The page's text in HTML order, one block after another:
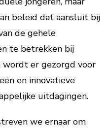
beleid dat aansluit bij
de gehele
te betrekken bij
wordt er gezorgd voor
en innovatieve
uitdagingen.
we ernaar om